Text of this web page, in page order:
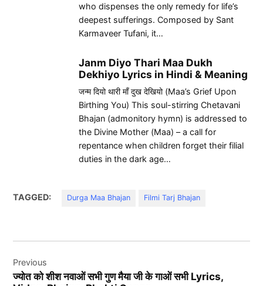
who dispenses the only remedy for life’s
deepest sufferings. Composed by Sant
Karmaveer Tufani, it…
Janm Diyo Thari Maa Dukh
Dekhiyo Lyrics in Hindi & Meaning
जन्म दियो थारी माँ दुख देखियो (Maa’s Grief Upon
Birthing You) This soul-stirring Chetavani
Bhajan (admonitory hymn) is addressed to
the Divine Mother (Maa) – a call for
repentance when children forget their filial
duties in the dark age…
TAGGED: Durga Maa Bhajan Filmi Tarj Bhajan
navigation
Previous
ज्योत को शीश नवाओं सभी गुण मैया जी के गाओं सभी Lyrics,